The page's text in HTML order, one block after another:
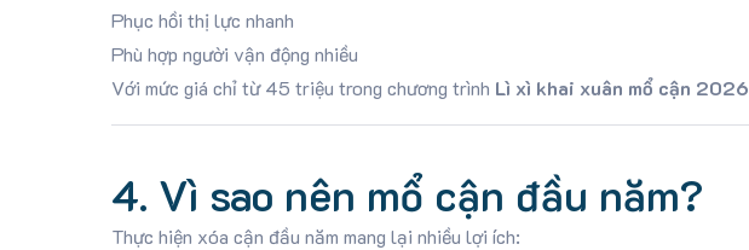
Phục hồi thị lực nhanh
Phù hợp người vận động nhiều
Với mức giá chỉ từ 45 triệu trong chương trình Lì xì khai xuân mổ cận 2026
4. Vì sao nên mổ cận đầu năm?
Thực hiện xóa cận đầu năm mang lại nhiều lợi ích: